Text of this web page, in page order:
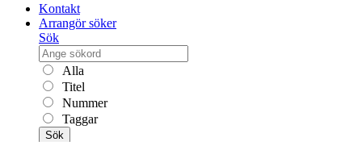
Kontakt
Arrangör söker
Sök
Alla
Titel
Nummer
Taggar
Sök